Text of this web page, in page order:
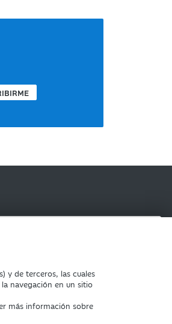
y de terceros, las cuales
navegación en un sitio
más información sobre
no garantizarán la
mismo.